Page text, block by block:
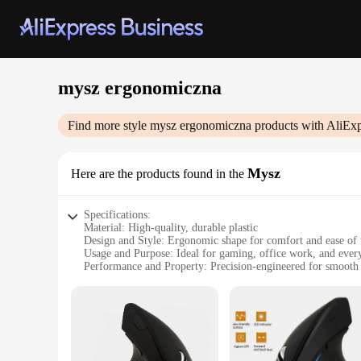
mysz ergonomiczna
Find more style mysz ergonomiczna products with
Here are the products found in the Mysz
Specifications:
Material: High-quality, durable plastic
Design and Style: Ergonomic shape for comfort and ease of
Usage and Purpose: Ideal for gaming, office work, and
Performance and Property: Precision-engineered for
Parts and Accessories: Comes with additional buttons for
Features:
**Ergonomic Design for Comfort and Performance**
The mysz ergonomiczna Mysz is not just a mouse; it's a
fatigue during prolonged use. The sleek design is not